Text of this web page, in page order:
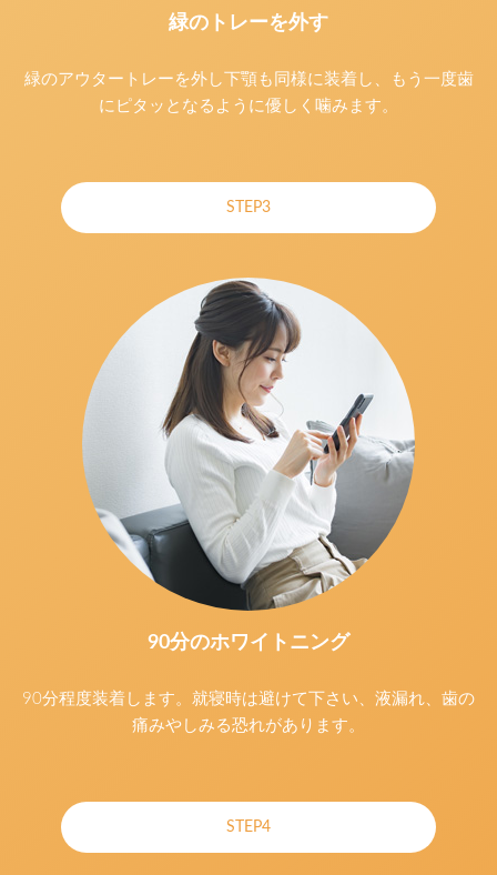
緑のトレーを外す
緑のアウタートレーを外し下顎も同様に装着し、もう一度歯
にピタッとなるように優しく噛みます。
STEP3
90分のホワイトニング
90分程度装着します。就寝時は避けて下さい、液漏れ、歯の
痛みやしみる恐れがあります。
STEP4